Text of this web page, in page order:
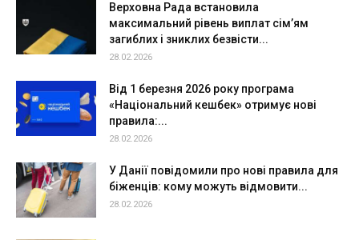
Верховна Рада встановила
максимальний рівень виплат сім’ям
загиблих і зниклих безвісти...
28.02.2026
Від 1 березня 2026 року програма
«Національний кешбек» отримує нові
правила:...
28.02.2026
У Данії повідомили про нові правила для
біженців: кому можуть відмовити...
28.02.2026